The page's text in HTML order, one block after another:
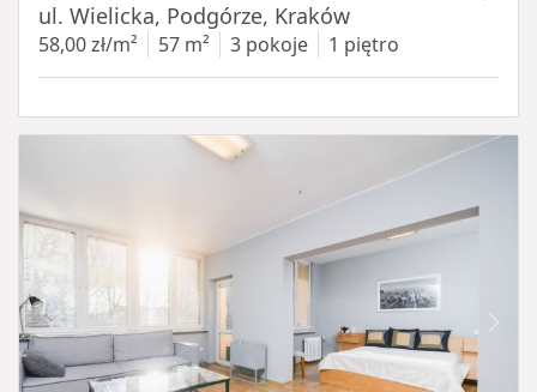
ul. Wielicka, Podgórze, Kraków
58,00 zł/m² 57 m² 3 pokoje 1 piętro